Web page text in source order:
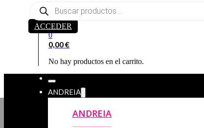
Búsqueda
productos
ACCEDER
0
0,00€
No hay productos en el carrito.
ANDREIA
ANDREIA